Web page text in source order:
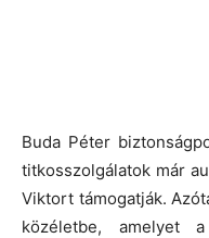
Buda Péter
titkosszolgálatok már
Viktort támogatják.
közéletbe, amelyet